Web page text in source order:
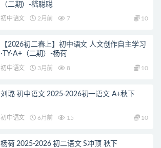
（二期）-嵇聪聪
初中语文 2月前 7 10
【2026初二春上】初中语文 人文创作自主学习
·TY·A+（二期）-杨荷
初中语文 3月前 8 10
刘璐 初中语文 2025-2026初一语文 A+秋下
初中语文 6月前 15 10
杨荷 2025-2026 初二语文 S冲顶 秋下